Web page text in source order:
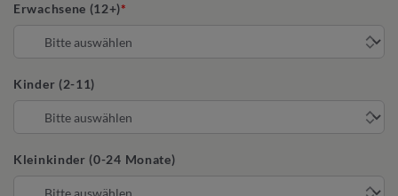
Erwachsene (12+)
Kinder (2-11)
Kleinkinder (0-24 Monate)